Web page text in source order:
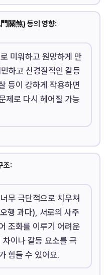
關煞) 등의 영향:
미워하고 원망하게 만
하고 신경질적인 갈등
등이 강하게 작용하면
제로 다시 헤어질 가능
조:
무 극단적으로 치우쳐
행 과다), 서로의 사주
조화를 이루기 어려운
이나 갈등 요소를 극
힘들 수 있어요.